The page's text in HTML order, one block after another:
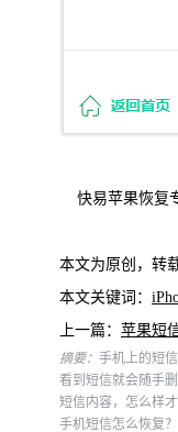
快易苹果恢复
本文为原创，转
本文关键词：
上一篇： 苹果短
摘要： 手机上的短
看到短信就会随手
短信内容，怎么样
手机短信怎么恢复？